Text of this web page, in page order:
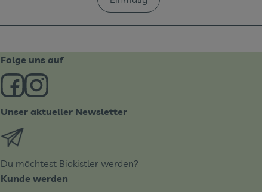
Folge uns auf
Externer Link zu https://www.facebook.com/derBiobote/
Externer Link zu https://www.instagram.com/
Unser aktueller Newsletter
Externer Link zu https://biobote.de/mailvorlage/
Du möchtest Biokistler werden?
Kunde werden